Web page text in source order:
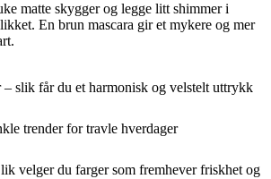
matte skygger og legge litt shimmer i
En brun mascara gir et mykere og mer
– slik får du et harmonisk og velstelt uttrykk
trender for travle hverdager
velger du farger som fremhever friskhet og